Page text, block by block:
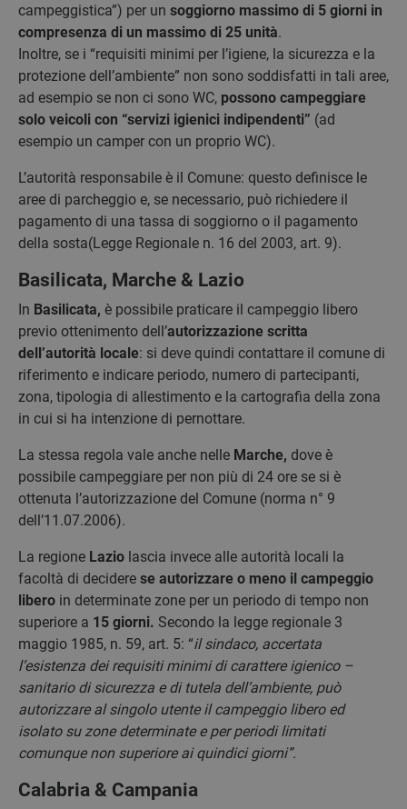
campeggistica”) per un soggiorno massimo di 5 giorni in
compresenza di un massimo di 25 unità.
Inoltre, se i “requisiti minimi per l’igiene, la sicurezza e la
protezione dell’ambiente” non sono soddisfatti in tali aree,
ad esempio se non ci sono WC, possono campeggiare
solo veicoli con “servizi igienici indipendenti” (ad
esempio un camper con un proprio WC).
L’autorità responsabile è il Comune: questo definisce le
aree di parcheggio e, se necessario, può richiedere il
pagamento di una tassa di soggiorno o il pagamento
della sosta(Legge Regionale n. 16 del 2003, art. 9).
Basilicata, Marche & Lazio
In Basilicata, è possibile praticare il campeggio libero
previo ottenimento dell’autorizzazione scritta
dell’autorità locale: si deve quindi contattare il comune di
riferimento e indicare periodo, numero di partecipanti,
zona, tipologia di allestimento e la cartografia della zona
in cui si ha intenzione di pernottare.
La stessa regola vale anche nelle Marche, dove è
possibile campeggiare per non più di 24 ore se si è
ottenuta l’autorizzazione del Comune (norma n° 9
dell’11.07.2006).
La regione Lazio lascia invece alle autorità locali la
facoltà di decidere se autorizzare o meno il campeggio
libero in determinate zone per un periodo di tempo non
superiore a 15 giorni. Secondo la legge regionale 3
maggio 1985, n. 59, art. 5: “il sindaco, accertata
l’esistenza dei requisiti minimi di carattere igienico –
sanitario di sicurezza e di tutela dell’ambiente, può
autorizzare al singolo utente il campeggio libero ed
isolato su zone determinate e per periodi limitati
comunque non superiore ai quindici giorni”.
Calabria & Campania